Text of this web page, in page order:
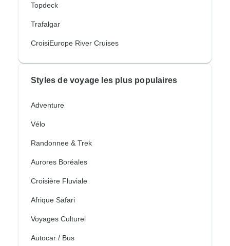
Topdeck
Trafalgar
CroisiEurope River Cruises
Styles de voyage les plus populaires
Adventure
Vélo
Randonnee & Trek
Aurores Boréales
Croisière Fluviale
Afrique Safari
Voyages Culturel
Autocar / Bus